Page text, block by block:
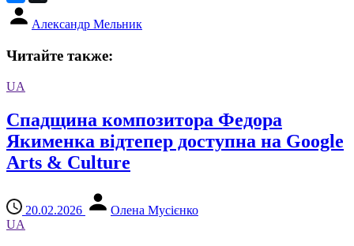
Александр Мельник
Читайте также:
UA
Спадщина композитора Федора
Якименка відтепер доступна на Google
Arts & Culture
20.02.2026
Олена Мусієнко
UA